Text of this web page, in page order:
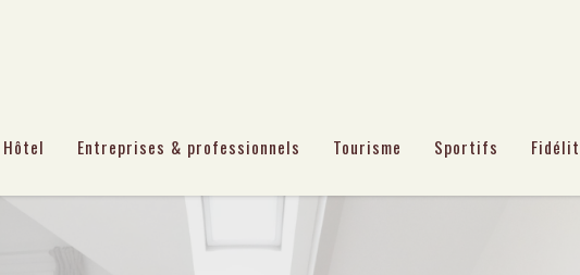
Hôtel Entreprises & professionnels Tourisme Sportifs